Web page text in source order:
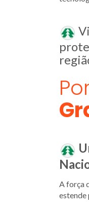
A força
estende